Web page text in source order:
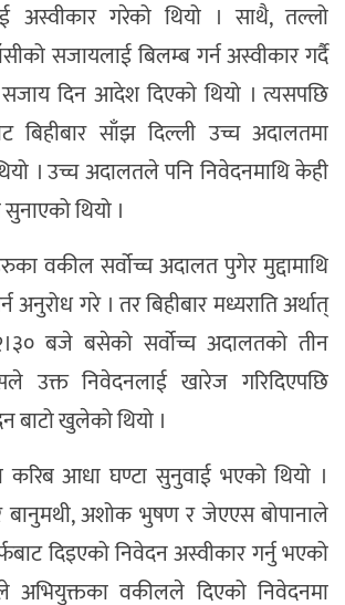
अस्वीकार गरेको थियो । साथै, तल्लो
सजायलाई बिलम्ब गर्न अस्वीकार गर्दै
दिन आदेश दिएको थियो । त्यसपछि
बिहीबार साँझ दिल्ली उच्च अदालतमा
। उच्च अदालतले पनि निवेदनमाथि केही
थियो ।
वकील सर्वोच्च अदालत पुगेर मुद्दामाथि
अनुरोध गरे । तर बिहीबार मध्यराति अर्थात्
बजे बसेको सर्वोच्च अदालतको तीन
उक्त निवेदनलाई खारेज गरिदिएपछि
बाटो खुलेको थियो ।
करिब आधा घण्टा सुनुवाई भएको थियो ।
बानुमथी, अशोक भुषण र जेएएस बोपानाले
दिइएको निवेदन अस्वीकार गर्नु भएको
अभियुक्तका वकीलले दिएको निवेदनमा